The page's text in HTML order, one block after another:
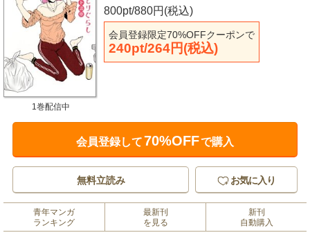
800pt/880円(税込)
会員登録限定70%OFFクーポンで
240pt/264円(税込)
1巻配信中
会員登録して70%OFFで購入
無料立読み お気に入り
青年マンガ
ランキング
最新刊
を見る
新刊
自動購入